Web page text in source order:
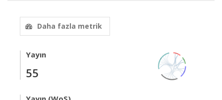
Daha fazla metrik
Yayın
55